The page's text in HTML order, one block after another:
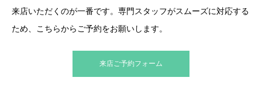
来店いただくのが一番です。専門スタッフがスムーズに対応する
ため、こちらからご予約をお願いします。
来店ご予約フォーム